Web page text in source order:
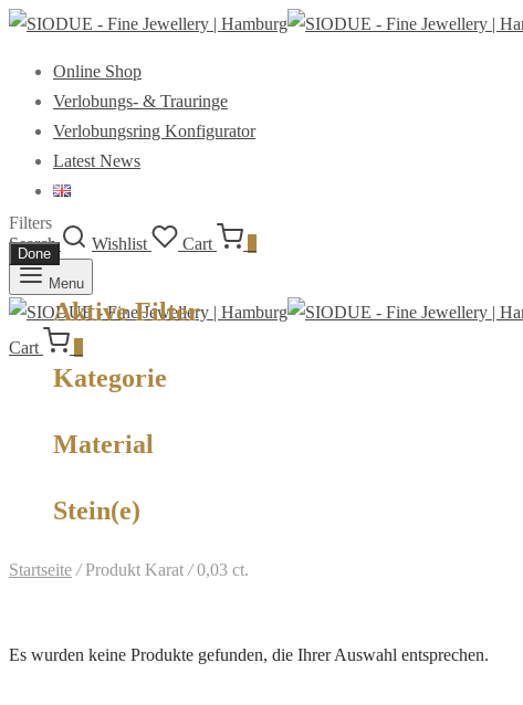
Online Shop
Verlobungs- & Trauringe
Verlobungsring Konfigurator
Latest News
Search Wishlist Cart
Menu
Cart
Filters
Done
Aktive Filter
Kategorie
Material
Stein(e)
Startseite /Produkt Karat /0,03 ct.
Es wurden keine Produkte gefunden, die Ihrer Auswahl entsprechen.